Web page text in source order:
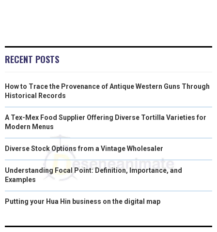
RECENT POSTS
How to Trace the Provenance of Antique Western Guns Through
Historical Records
A Tex-Mex Food Supplier Offering Diverse Tortilla Varieties for
Modern Menus
Diverse Stock Options from a Vintage Wholesaler
Understanding Focal Point: Definition, Importance, and
Examples
Putting your Hua Hin business on the digital map